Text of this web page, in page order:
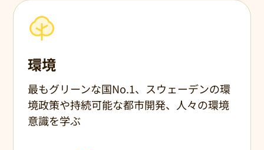
環境
最もグリーンな国No.1、スウェーデンの環
境政策や持続可能な都市開発、人々の環境
意識を学ぶ